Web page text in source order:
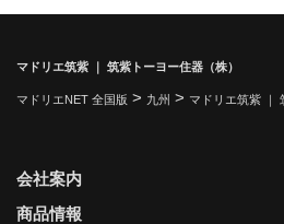
マドリエ筑紫 ｜ 筑紫トーヨー住器（株）
マドリエNET 全国版 > 九州 > マドリエ筑紫 ｜
会社案内
商品情報